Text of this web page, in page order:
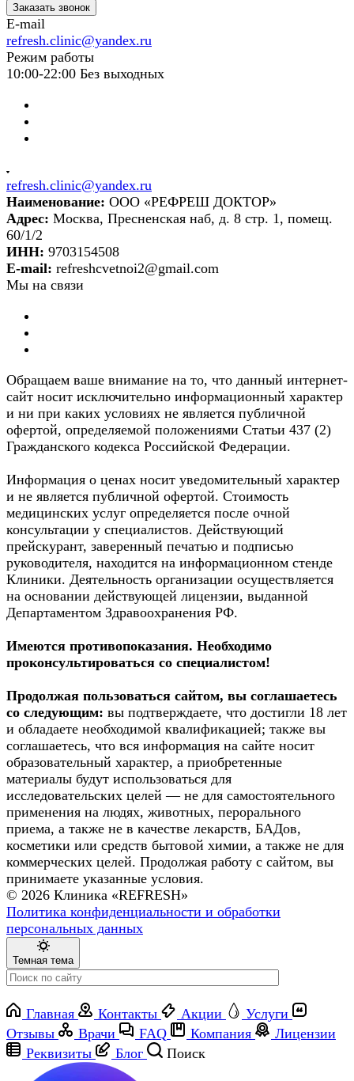
Заказать звонок
E-mail
refresh.clinic@yandex.ru
Режим работы
10:00-22:00 Без выходных
refresh.clinic@yandex.ru
Наименование: ООО «РЕФРЕШ ДОКТОР»
Адрес: Москва, Пресненская наб, д. 8 стр. 1, помещ.
60/1/2
ИНН: 9703154508
E-mail: refreshcvetnoi2@gmail.com
Мы на связи
Обращаем ваше внимание на то, что данный интернет-
сайт носит исключительно информационный характер
и ни при каких условиях не является публичной
офертой, определяемой положениями Статьи 437 (2)
Гражданского кодекса Российской Федерации.
Информация о ценах носит уведомительный характер
и не является публичной офертой. Стоимость
медицинских услуг определяется после очной
консультации у специалистов. Действующий
прейскурант, заверенный печатью и подписью
руководителя, находится на информационном стенде
Клиники. Деятельность организации осуществляется
на основании действующей лицензии, выданной
Департаментом Здравоохранения РФ.
Имеются противопоказания. Необходимо
проконсультироваться со специалистом!
Продолжая пользоваться сайтом, вы соглашаетесь
со следующим: вы подтверждаете, что достигли 18 лет
и обладаете необходимой квалификацией; также вы
соглашаетесь, что вся информация на сайте носит
образовательный характер, а приобретенные
материалы будут использоваться для
исследовательских целей — не для самостоятельного
применения на людях, животных, перорального
приема, а также не в качестве лекарств, БАДов,
косметики или средств бытовой химии, а также не для
коммерческих целей. Продолжая работу с сайтом, вы
принимаете указанные условия.
© 2026 Клиника «REFRESH»
Политика конфиденциальности и обработки
персональных данных
Темная тема
Главная Контакты Акции
Услуги
Отзывы
Врачи FAQ Компания
Лицензии
Реквизиты
Блог Поиск